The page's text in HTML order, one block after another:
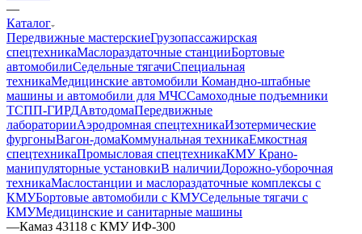
—
Каталог
Передвижные мастерскиеГрузопассажирская
спецтехникаМаслораздаточные станцииБортовые
автомобилиСедельные тягачиСпециальная
техникаМедицинские автомобили Командно-штабные
машины и автомобили для МЧССамоходные подъемники
ТСПП-ГИРДАвтодомаПередвижные
лабораторииАэродромная спецтехникаИзотермические
фургоныВагон-домаКоммунальная техникаЕмкостная
спецтехникаПромысловая спецтехникаКМУ Крано-
манипуляторные установкиВ наличииДорожно-уборочная
техникаМаслостанции и маслораздаточные комплексы с
КМУБортовые автомобили с КМУСедельные тягачи с
КМУМедицинские и санитарные машины
—Камаз 43118 с КМУ ИФ-300